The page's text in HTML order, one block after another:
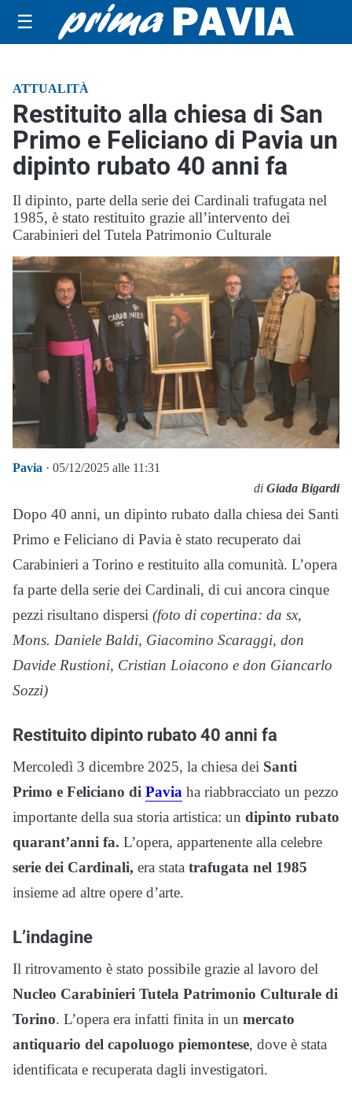
☰
ATTUALITÀ
Restituito alla chiesa di San
Primo e Feliciano di Pavia un
dipinto rubato 40 anni fa
Il dipinto, parte della serie dei Cardinali trafugata nel
1985, è stato restituito grazie all’intervento dei
Carabinieri del Tutela Patrimonio Culturale
Pavia · 05/12/2025 alle 11:31
di Giada Bigardi
Dopo 40 anni, un dipinto rubato dalla chiesa dei Santi
Primo e Feliciano di Pavia è stato recuperato dai
Carabinieri a Torino e restituito alla comunità. L’opera
fa parte della serie dei Cardinali, di cui ancora cinque
pezzi risultano dispersi (foto di copertina: da sx,
Mons. Daniele Baldi, Giacomino Scaraggi, don
Davide Rustioni, Cristian Loiacono e don Giancarlo
Sozzi)
Restituito dipinto rubato 40 anni fa
Mercoledì 3 dicembre 2025, la chiesa dei Santi
Primo e Feliciano di Pavia ha riabbracciato un pezzo
importante della sua storia artistica: un dipinto rubato
quarant’anni fa. L’opera, appartenente alla celebre
serie dei Cardinali, era stata trafugata nel 1985
insieme ad altre opere d’arte.
L’indagine
Il ritrovamento è stato possibile grazie al lavoro del
Nucleo Carabinieri Tutela Patrimonio Culturale di
Torino. L’opera era infatti finita in un mercato
antiquario del capoluogo piemontese, dove è stata
identificata e recuperata dagli investigatori.